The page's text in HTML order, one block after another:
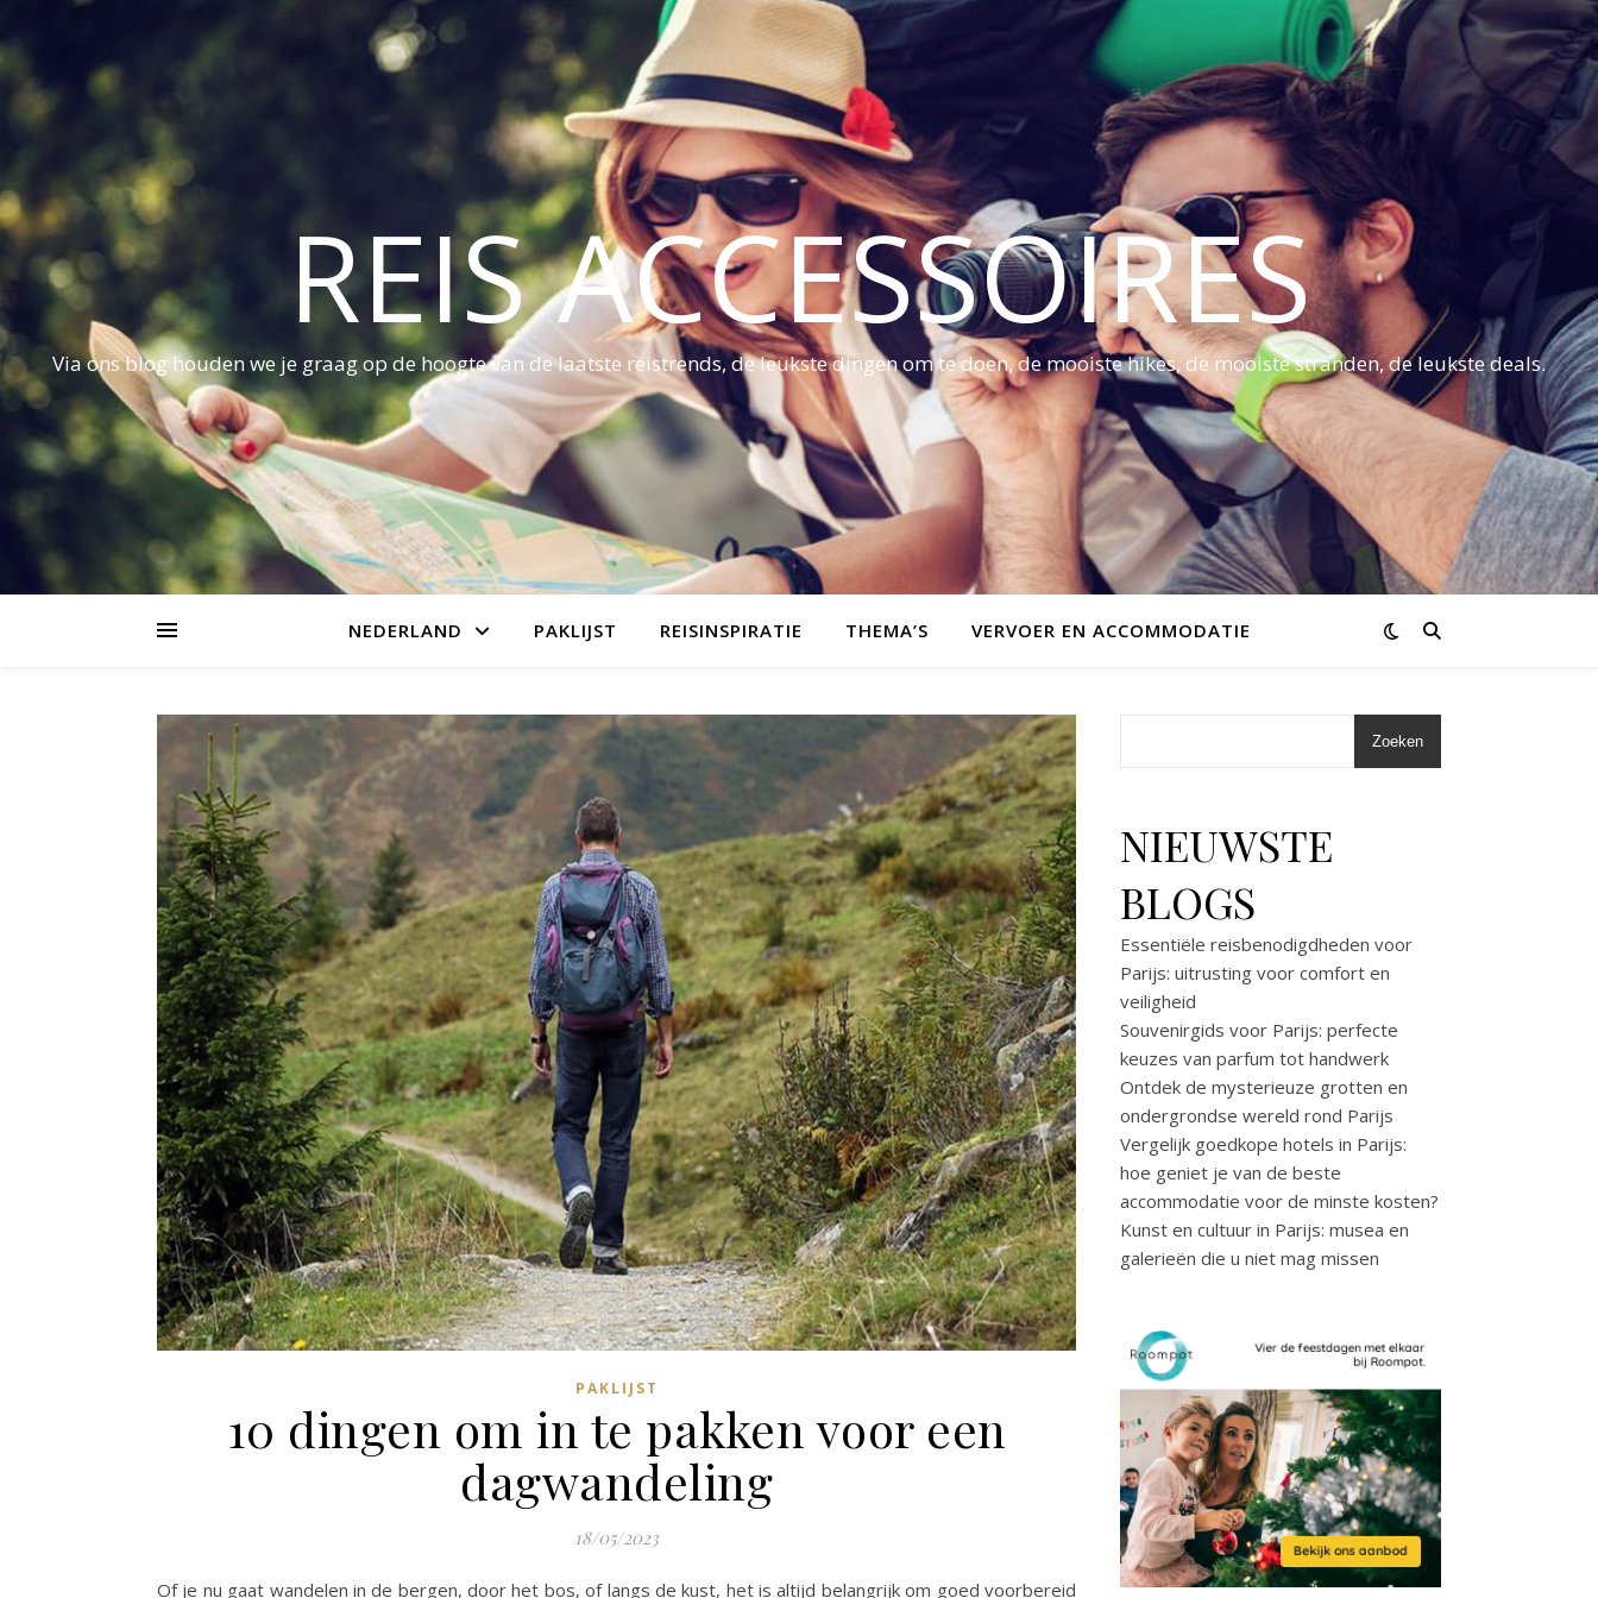
REIS ACCESSOIRES
Via ons blog houden we je graag op de hoogte van de laatste reistrends, de leukste dingen om te doen, de mooiste hikes, de mooiste stranden, de leukste deals.
NEDERLAND PAKLIJST REISINSPIRATIE THEMA’S VERVOER EN ACCOMMODATIE
PAKLIJST
10 dingen om in te pakken voor een
dagwandeling
18/05/2023
Of je nu gaat wandelen in de bergen, door het bos, of langs de kust, het is altijd belangrijk om goed voorbereid
Zoeken
NIEUWSTE
BLOGS
Essentiële reisbenodigdheden voor
Parijs: uitrusting voor comfort en
veiligheid
Souvenirgids voor Parijs: perfecte
keuzes van parfum tot handwerk
Ontdek de mysterieuze grotten en
ondergrondse wereld rond Parijs
Vergelijk goedkope hotels in Parijs:
hoe geniet je van de beste
accommodatie voor de minste kosten?
Kunst en cultuur in Parijs: musea en
galerieën die u niet mag missen